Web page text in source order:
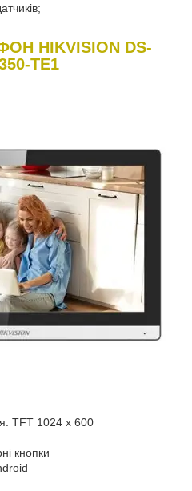
HIKVISION DS-
TE1
TFT 1024 x 600
кнопки